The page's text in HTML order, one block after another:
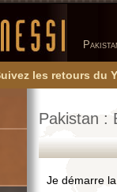
les retours du
Pakistan :
Je démarre